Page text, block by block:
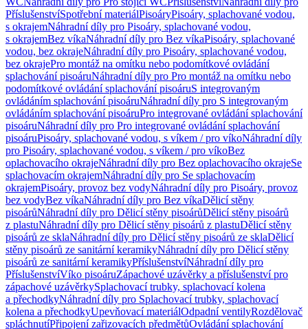
PříslušenstvíSpotřební materiálPisoáryPisoáry, splachované vodou,
s okrajemNáhradní díly pro Pisoáry, splachované vodou,
s okrajemBez víkaNáhradní díly pro Bez víkaPisoáry, splachované
vodou, bez okrajeNáhradní díly pro Pisoáry, splachované vodou,
bez okrajePro montáž na omítku nebo podomítkové ovládání
splachování pisoáruNáhradní díly pro Pro montáž na omítku nebo
podomítkové ovládání splachování pisoáruS integrovaným
ovládáním splachování pisoáruNáhradní díly pro S integrovaným
ovládáním splachování pisoáruPro integrované ovládání splachování
pisoáruNáhradní díly pro Pro integrované ovládání splachování
pisoáruPisoáry, splachované vodou, s víkem / pro víkoNáhradní díly
pro Pisoáry, splachované vodou, s víkem / pro víkoBez
oplachovacího okrajeNáhradní díly pro Bez oplachovacího okrajeSe
splachovacím okrajemNáhradní díly pro Se splachovacím
okrajemPisoáry, provoz bez vodyNáhradní díly pro Pisoáry, provoz
bez vodyBez víkaNáhradní díly pro Bez víkaDělicí stěny
pisoárůNáhradní díly pro Dělicí stěny pisoárůDělicí stěny pisoárů
z plastuNáhradní díly pro Dělicí stěny pisoárů z plastuDělicí stěny
pisoárů ze sklaNáhradní díly pro Dělicí stěny pisoárů ze sklaDělicí
stěny pisoárů ze sanitární keramikyNáhradní díly pro Dělicí stěny
pisoárů ze sanitární keramikyPříslušenstvíNáhradní díly pro
PříslušenstvíVíko pisoáruZápachové uzávěrky a příslušenství pro
zápachové uzávěrkySplachovací trubky, splachovací kolena
a přechodkyNáhradní díly pro Splachovací trubky, splachovací
kolena a přechodkyUpevňovací materiálOdpadní ventilyRozdělovač
spláchnutíPřipojení zařizovacích předmětůOvládání splachování